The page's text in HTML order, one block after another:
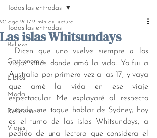
Todas las entradas
Belleza
Gastronomía
Libros
Moda
Reflexiones
Viajes
Todas las entradas
Las islas Whitsundays
20 ago 2017 2 min de lectura
viejos sitios donde amó la vida. Yo fui a
Australia por primera vez a las 17, y vaya
que amé la vida en ese viaje
espectacular. Me explayaré al respecto
cuando me toque hablar de Sydney; hoy
es el turno de las islas Whitsundays, a
pedido de una lectora que considera el